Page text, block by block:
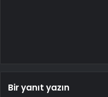
Bir yanıt yazın